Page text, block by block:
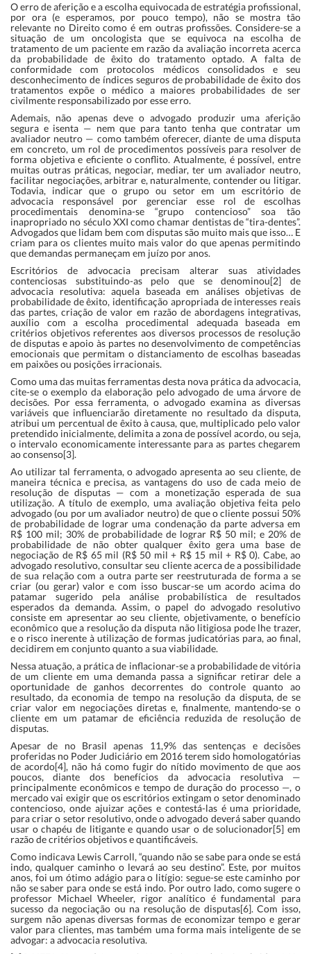
O erro de aferição e a escolha equivocada de estratégia profissional,
por ora (e esperamos, por pouco tempo), não se mostra tão
relevante no Direito como é em outras profissões. Considere-se a
situação de um oncologista que se equivoca na escolha de
tratamento de um paciente em razão da avaliação incorreta acerca
da probabilidade de êxito do tratamento optado. A falta de
conformidade com protocolos médicos consolidados e seu
desconhecimento de índices seguros de probabilidade de êxito dos
tratamentos expõe o médico a maiores probabilidades de ser
civilmente responsabilizado por esse erro.
Ademais, não apenas deve o advogado produzir uma aferição
segura e isenta — nem que para tanto tenha que contratar um
avaliador neutro — como também oferecer, diante de uma disputa
em concreto, um rol de procedimentos possíveis para resolver de
forma objetiva e eficiente o conflito. Atualmente, é possível, entre
muitas outras práticas, negociar, mediar, ter um avaliador neutro,
facilitar negociações, arbitrar e, naturalmente, contender ou litigar.
Todavia, indicar que o grupo ou setor em um escritório de
advocacia responsável por gerenciar esse rol de escolhas
procedimentais denomina-se “grupo contencioso” soa tão
inapropriado no século XXI como chamar dentistas de “tira-dentes”.
Advogados que lidam bem com disputas são muito mais que isso… E
criam para os clientes muito mais valor do que apenas permitindo
que demandas permaneçam em juízo por anos.
Escritórios de advocacia precisam alterar suas atividades
contenciosas substituindo-as pelo que se denominou[2] de
advocacia resolutiva: aquela baseada em análises objetivas de
probabilidade de êxito, identificação apropriada de interesses reais
das partes, criação de valor em razão de abordagens integrativas,
auxílio com a escolha procedimental adequada baseada em
critérios objetivos referentes aos diversos processos de resolução
de disputas e apoio às partes no desenvolvimento de competências
emocionais que permitam o distanciamento de escolhas baseadas
em paixões ou posições irracionais.
Como uma das muitas ferramentas desta nova prática da advocacia,
cite-se o exemplo da elaboração pelo advogado de uma árvore de
decisões. Por essa ferramenta, o advogado examina as diversas
variáveis que influenciarão diretamente no resultado da disputa,
atribui um percentual de êxito à causa, que, multiplicado pelo valor
pretendido inicialmente, delimita a zona de possível acordo, ou seja,
o intervalo economicamente interessante para as partes chegarem
ao consenso[3].
Ao utilizar tal ferramenta, o advogado apresenta ao seu cliente, de
maneira técnica e precisa, as vantagens do uso de cada meio de
resolução de disputas — com a monetização esperada de sua
utilização. A título de exemplo, uma avaliação objetiva feita pelo
advogado (ou por um avaliador neutro) de que o cliente possui 50%
de probabilidade de lograr uma condenação da parte adversa em
R$ 100 mil; 30% de probabilidade de lograr R$ 50 mil; e 20% de
probabilidade de não obter qualquer êxito gera uma base de
negociação de R$ 65 mil (R$ 50 mil + R$ 15 mil + R$ 0). Cabe, ao
advogado resolutivo, consultar seu cliente acerca de a possibilidade
de sua relação com a outra parte ser reestruturada de forma a se
criar (ou gerar) valor e com isso buscar-se um acordo acima do
patamar sugerido pela análise probabilística de resultados
esperados da demanda. Assim, o papel do advogado resolutivo
consiste em apresentar ao seu cliente, objetivamente, o benefício
econômico que a resolução da disputa não litigiosa pode lhe trazer,
e o risco inerente à utilização de formas judicatórias para, ao final,
decidirem em conjunto quanto a sua viabilidade.
Nessa atuação, a prática de inflacionar-se a probabilidade de vitória
de um cliente em uma demanda passa a significar retirar dele a
oportunidade de ganhos decorrentes do controle quanto ao
resultado, da economia de tempo na resolução da disputa, de se
criar valor em negociações diretas e, finalmente, mantendo-se o
cliente em um patamar de eficiência reduzida de resolução de
disputas.
Apesar de no Brasil apenas 11,9% das sentenças e decisões
proferidas no Poder Judiciário em 2016 terem sido homologatórias
de acordo[4], não há como fugir do nítido movimento de que aos
poucos, diante dos benefícios da advocacia resolutiva —
principalmente econômicos e tempo de duração do processo —, o
mercado vai exigir que os escritórios extingam o setor denominado
contencioso, onde ajuizar ações e contestá-las é uma prioridade,
para criar o setor resolutivo, onde o advogado deverá saber quando
usar o chapéu de litigante e quando usar o de solucionador[5] em
razão de critérios objetivos e quantificáveis.
Como indicava Lewis Carroll, “quando não se sabe para onde se está
indo, qualquer caminho o levará ao seu destino”. Este, por muitos
anos, foi um ótimo adágio para o litígio: segue-se este caminho por
não se saber para onde se está indo. Por outro lado, como sugere o
professor Michael Wheeler, rigor analítico é fundamental para
sucesso da negociação ou na resolução de disputas[6]. Com isso,
surgem não apenas diversas formas de economizar tempo e gerar
valor para clientes, mas também uma forma mais inteligente de se
advogar: a advocacia resolutiva.